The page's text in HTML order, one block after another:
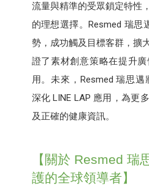
流量與精準的受眾鎖定特性
的理想選擇。Resmed 瑞思
勢，成功觸及目標客群，擴
證了素材創意策略在提升
用。未來，Resmed 瑞思邁
深化 LINE LAP 應用，為更
及正確的健康資訊。
【關於 Resmed 瑞
護的全球領導者】